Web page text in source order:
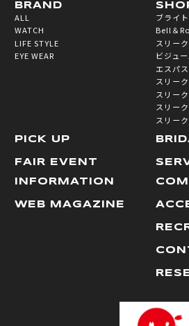
BRAND
ALL
WATCH
LIFE STYLE
EYE WEAR
ブライ
Bell＆
スリー
ビジュ
エスパ
スリー
スリー
スリー
スリー
PICK UP
FAIR EVENT
INFORMATION
WEB MAGAZINE